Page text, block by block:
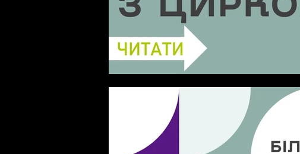
ВСЕ, ЩО ВИ ХОТІЛИ ЗНАТИ
ЦИРКОНІЮ